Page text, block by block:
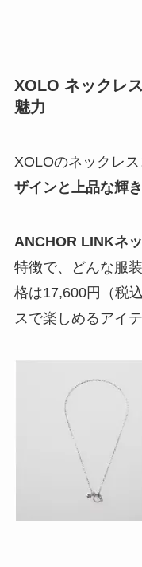
XOLO ネックレ
魅力
XOLOのネックレス
ザインと上品な輝
ANCHOR LINKネ
特徴で、どんな服
格は17,600円（税
スで楽しめるアイテ